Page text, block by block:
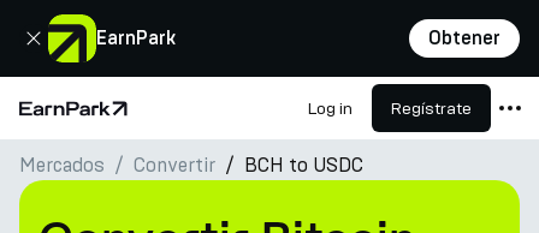
EarnPark Obtener
Cerrar
Página de inicio Log in Regístrate
Productos
Mercados Convertir BCH to USDC